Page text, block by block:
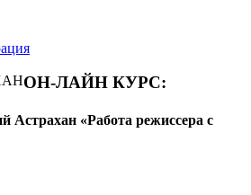
ОН-ЛАЙН КУРС:
«Работа режиссера с